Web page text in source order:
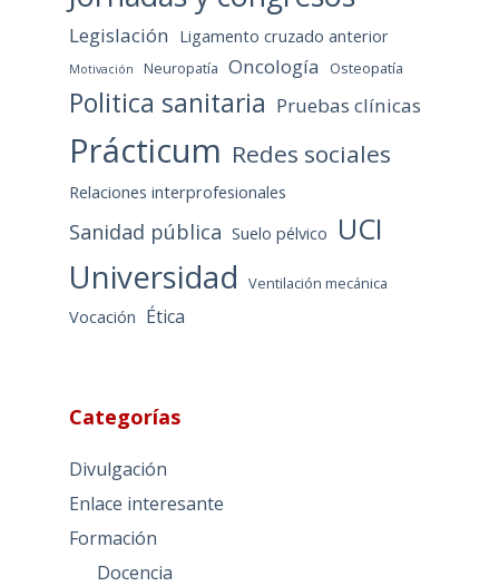
Legislación Ligamento cruzado anterior
Motivación Neuropatía Oncología Osteopatía
Politica sanitaria Pruebas clínicas
Prácticum Redes sociales
Relaciones interprofesionales
Sanidad pública Suelo pélvico UCI
Universidad Ventilación mecánica
Vocación Ética
Categorías
Divulgación
Enlace interesante
Formación
Docencia